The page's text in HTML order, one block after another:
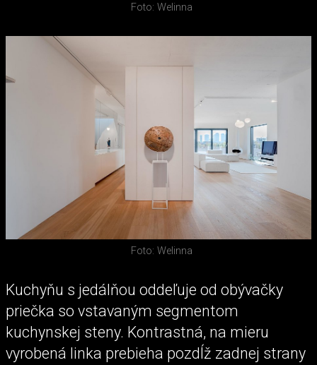
Foto: Welinna
Foto: Welinna
Kuchyňu s jedálňou oddeľuje od obývačky
priečka so vstavaným segmentom
kuchynskej steny. Kontrastná, na mieru
vyrobená linka prebieha pozdĺž zadnej strany